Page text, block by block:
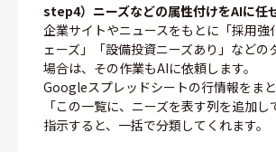
step4）ニーズなどの属性付けをAIに任
企業サイトやニュースをもとに「採用強
ェーズ」「設備投資ニーズあり」などの
場合は、その作業もAIに依頼します。
Googleスプレッドシートの行情報をまと
「この一覧に、ニーズを表す列を追加し
指示すると、一括で分類してくれます。